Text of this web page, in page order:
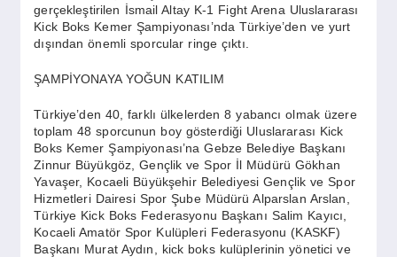
DÜNYA
SPOR
YAŞAM
gerçekleştirilen İsmail Altay K-1 Fight Arena Uluslararası
Kick Boks Kemer Şampiyonası’nda Türkiye’den ve yurt
dışından önemli sporcular ringe çıktı.
ŞAMPİYONAYA YOĞUN KATILIM
Türkiye’den 40, farklı ülkelerden 8 yabancı olmak üzere
toplam 48 sporcunun boy gösterdiği Uluslararası Kick
Boks Kemer Şampiyonası’na Gebze Belediye Başkanı
Zinnur Büyükgöz, Gençlik ve Spor İl Müdürü Gökhan
Yavaşer, Kocaeli Büyükşehir Belediyesi Gençlik ve Spor
Hizmetleri Dairesi Spor Şube Müdürü Alparslan Arslan,
Türkiye Kick Boks Federasyonu Başkanı Salim Kayıcı,
Kocaeli Amatör Spor Kulüpleri Federasyonu (KASKF)
Başkanı Murat Aydın, kick boks kulüplerinin yönetici ve